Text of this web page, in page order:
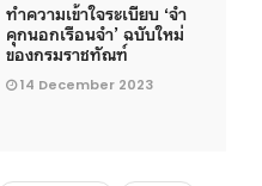
ทำความเข้าใจระเบียบ ‘จำ
คุกนอกเรือนจำ’ ฉบับใหม่
ของกรมราชทัณฑ์
14 December 2023